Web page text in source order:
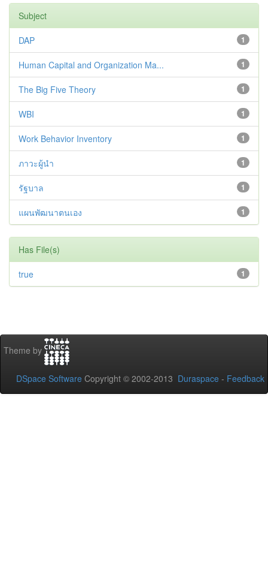
Subject
1
DAP
1
Human Capital and Organization Ma...
1
The Big Five Theory
1
WBI
1
Work Behavior Inventory
1
ภาวะผู้นำ
1
รัฐบาล
1
แผนพัฒนาตนเอง
Has File(s)
1
true
Theme by
DSpace Software Copyright © 2002-2013 Duraspace - Feedback